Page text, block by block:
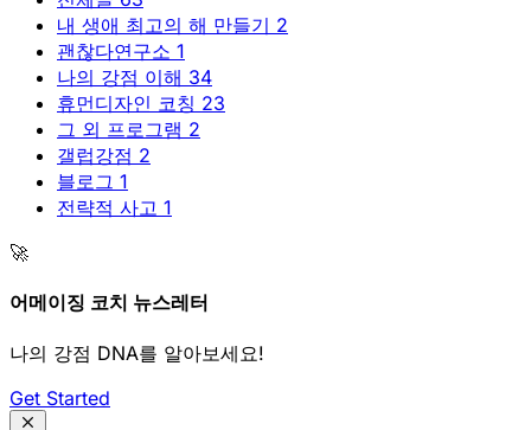
내 생애 최고의 해 만들기 2
괜찮다연구소 1
나의 강점 이해 34
휴먼디자인 코칭 23
그 외 프로그램 2
갤럽강점 2
블로그 1
전략적 사고 1
🚀
어메이징 코치 뉴스레터
나의 강점 DNA를 알아보세요!
Get Started